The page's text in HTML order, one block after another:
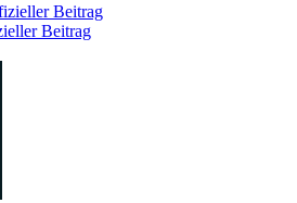
Beitrag
Beitrag